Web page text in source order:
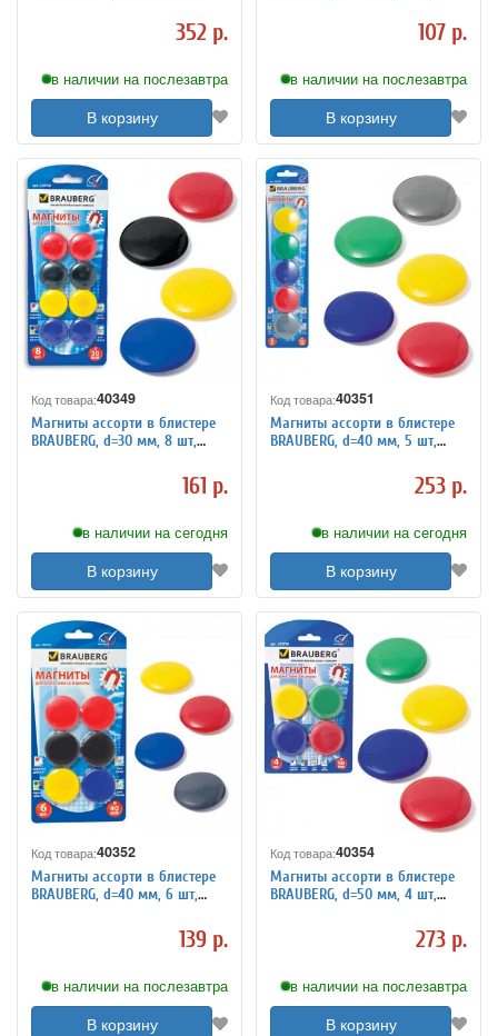
352 р.
в наличии на послезавтра
В корзину
107 р.
в наличии на послезавтра
В корзину
Код товара:40349
Магниты ассорти в блистере
BRAUBERG, d=30 мм, 8 шт,
161 р.
в наличии на сегодня
В корзину
Код товара:40351
Магниты ассорти в блистере
BRAUBERG, d=40 мм, 5 шт,
253 р.
в наличии на сегодня
В корзину
Код товара:40352
Магниты ассорти в блистере
BRAUBERG, d=40 мм, 6 шт,
139 р.
в наличии на послезавтра
В корзину
Код товара:40354
Магниты ассорти в блистере
BRAUBERG, d=50 мм, 4 шт,
273 р.
в наличии на послезавтра
В корзину